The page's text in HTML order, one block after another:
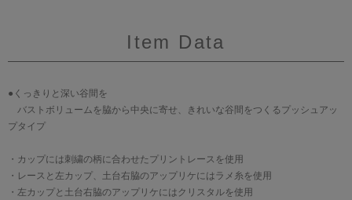
Item Data
●くっきりと深い谷間を
バストボリュームを脇から中央に寄せ、きれいな谷間をつくるプッシュアッ
プタイプ
・カップには刺繍の柄に合わせたプリントレースを使用
・レースと左カップ、土台右脇のアップリケにはラメ糸を使用
・左カップと土台右脇のアップリケにはクリスタルを使用